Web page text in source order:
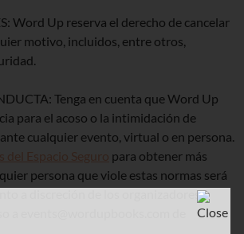
Word Up reserva el derecho de cancelar
motivo, incluidos, entre otros,
Tenga en cuenta que Word Up
para el acoso o la intimidación de
cualquier evento, virtual o en persona.
del Espacio Seguro para obtener más
persona que viole estas normas será
a discreción de los organizadores.